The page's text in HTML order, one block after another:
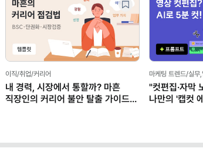
이직/취업/커리어
내 경력, 시장에서 통할까? 마흔
직장인의 커리어 불안 탈출 가이드
마케팅 트렌드/실무
"컷편집·자막
나만의 '캡컷